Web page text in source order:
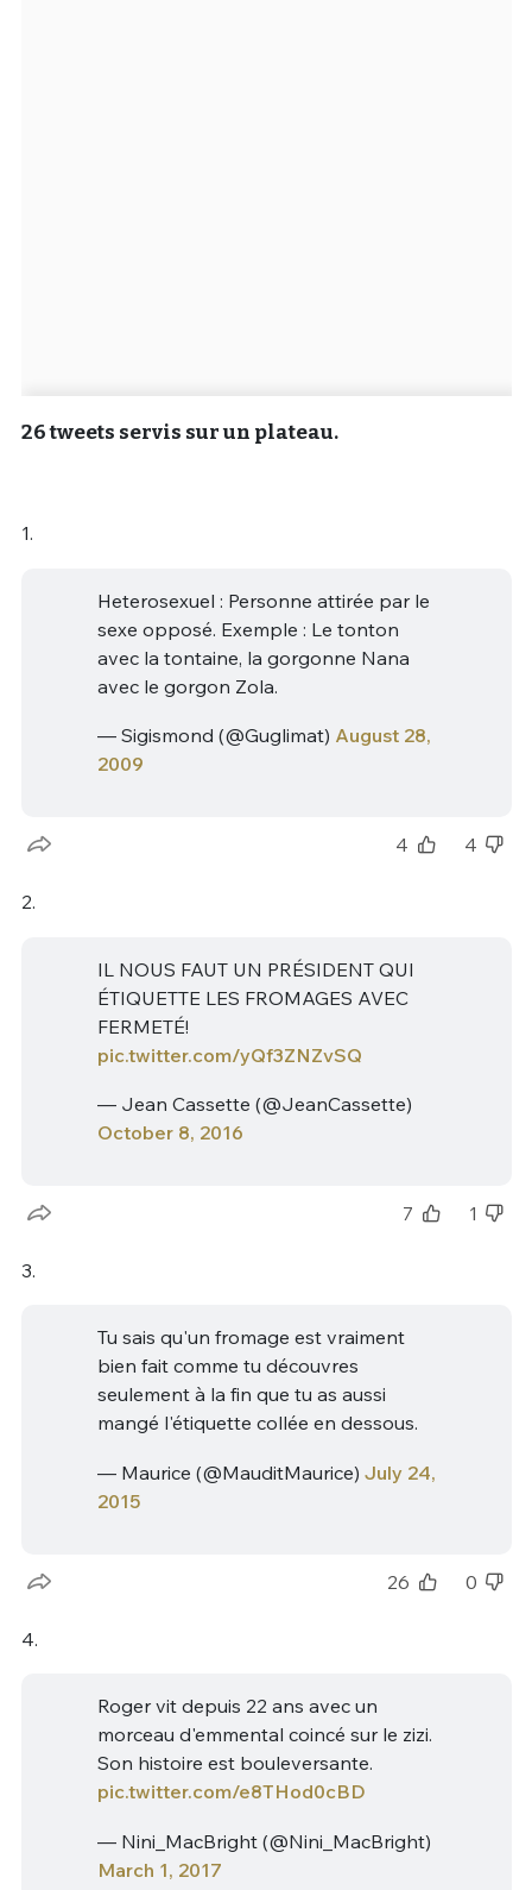
26 tweets servis sur un plateau.
1.
Heterosexuel : Personne attirée par le
sexe opposé. Exemple : Le tonton
avec la tontaine, la gorgonne Nana
avec le gorgon Zola.
— Sigismond (@Guglimat) August 28,
2009
4 4
2.
IL NOUS FAUT UN PRÉSIDENT QUI
ÉTIQUETTE LES FROMAGES AVEC
FERMETÉ!
pic.twitter.com/yQf3ZNZvSQ
— Jean Cassette (@JeanCassette)
October 8, 2016
7 1
3.
Tu sais qu'un fromage est vraiment
bien fait comme tu découvres
seulement à la fin que tu as aussi
mangé l'étiquette collée en dessous.
— Maurice (@MauditMaurice) July 24,
2015
26 0
4.
Roger vit depuis 22 ans avec un
morceau d'emmental coincé sur le zizi.
Son histoire est bouleversante.
pic.twitter.com/e8THod0cBD
— Nini_MacBright (@Nini_MacBright)
March 1, 2017